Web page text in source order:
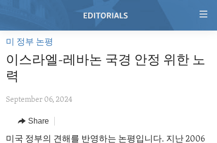
Skip
main
content
to
Navigation
Skip
HOME
VIDEO
REGIONS
AFRICA
AMERICAS
TOPICS
HUMAN RIGHTS
ARCHIVE
미 정부 논평
이스라엘-레바논 국경 안정 위한 노
력
September 06, 2024
Share
미국 정부의 견해를 반영하는 논평입니다. 지난 2006